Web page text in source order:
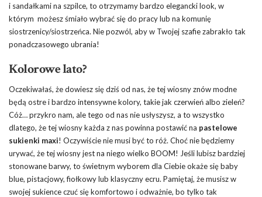
i sandałkami na szpilce, to otrzymamy bardzo elegancki look, w
którym możesz śmiało wybrać się do pracy lub na komunię
siostrzenicy/siostrzeńca. Nie pozwól, aby w Twojej szafie zabrakło tak
ponadczasowego ubrania!
Kolorowe lato?
Oczekiwałaś, że dowiesz się dziś od nas, że tej wiosny znów modne
będą ostre i bardzo intensywne kolory, takie jak czerwień albo zieleń?
Cóż… przykro nam, ale tego od nas nie usłyszysz, a to wszystko
dlatego, że tej wiosny każda z nas powinna postawić na pastelowe
sukienki maxi! Oczywiście nie musi być to róż. Choć nie będziemy
urywać, że tej wiosny jest na niego wielko BOOM! Jeśli lubisz bardziej
stonowane barwy, to świetnym wyborem dla Ciebie okaże się baby
blue, pistacjowy, fiołkowy lub klasyczny ecru. Pamiętaj, że musisz w
swojej sukience czuć się komfortowo i odważnie, bo tylko tak